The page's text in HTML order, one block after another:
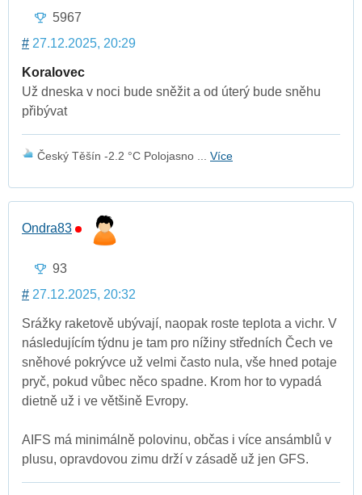
5967
# 27.12.2025, 20:29
Koralovec
Už dneska v noci bude sněžit a od úterý bude sněhu
přibývat
Český Těšín -2.2 °C Polojasno ... Více
Ondra83
93
# 27.12.2025, 20:32
Srážky raketově ubývají, naopak roste teplota a vichr. V
následujícím týdnu je tam pro nížiny středních Čech ve
sněhové pokrývce už velmi často nula, vše hned potaje
pryč, pokud vůbec něco spadne. Krom hor to vypadá
dietně už i ve většině Evropy.
AIFS má minimálně polovinu, občas i více ansámblů v
plusu, opravdovou zimu drží v zásadě už jen GFS.